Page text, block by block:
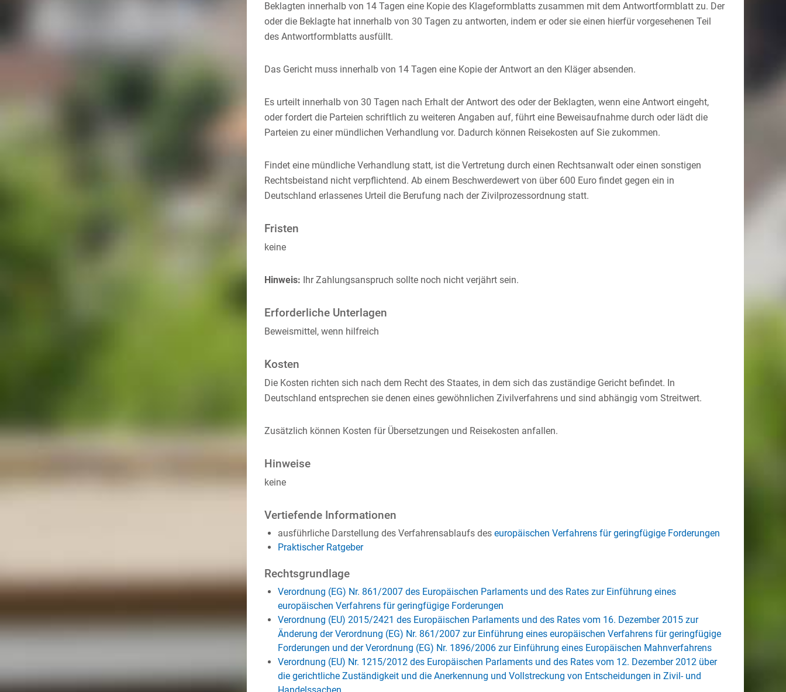
Beklagten innerhalb von 14 Tagen eine Kopie des Klageformblatts zusammen mit dem Antwortformblatt zu. Der
oder die Beklagte hat innerhalb von 30 Tagen zu antworten, indem er oder sie einen hierfür vorgesehenen Teil
des Antwortformblatts ausfüllt.
Das Gericht muss innerhalb von 14 Tagen eine Kopie der Antwort an den Kläger absenden.
Es urteilt innerhalb von 30 Tagen nach Erhalt der Antwort des oder der Beklagten, wenn eine Antwort eingeht,
oder fordert die Parteien schriftlich zu weiteren Angaben auf, führt eine Beweisaufnahme durch oder lädt die
Parteien zu einer mündlichen Verhandlung vor. Dadurch können Reisekosten auf Sie zukommen.
Findet eine mündliche Verhandlung statt, ist die Vertretung durch einen Rechtsanwalt oder einen sonstigen
Rechtsbeistand nicht verpflichtend. Ab einem Beschwerdewert von über 600 Euro findet gegen ein in
Deutschland erlassenes Urteil die Berufung nach der Zivilprozessordnung statt.
Fristen
keine
Hinweis: Ihr Zahlungsanspruch sollte noch nicht verjährt sein.
Erforderliche Unterlagen
Beweismittel, wenn hilfreich
Kosten
Die Kosten richten sich nach dem Recht des Staates, in dem sich das zuständige Gericht befindet. In
Deutschland entsprechen sie denen eines gewöhnlichen Zivilverfahrens und sind abhängig vom Streitwert.
Zusätzlich können Kosten für Übersetzungen und Reisekosten anfallen.
Hinweise
keine
Vertiefende Informationen
ausführliche Darstellung des Verfahrensablaufs des europäischen Verfahrens für geringfügige Forderungen
Praktischer Ratgeber
Rechtsgrundlage
Verordnung (EG) Nr. 861/2007 des Europäischen Parlaments und des Rates zur Einführung eines
europäischen Verfahrens für geringfügige Forderungen
Verordnung (EU) 2015/2421 des Europäischen Parlaments und des Rates vom 16. Dezember 2015 zur
Änderung der Verordnung (EG) Nr. 861/2007 zur Einführung eines europäischen Verfahrens für geringfügige
Forderungen und der Verordnung (EG) Nr. 1896/2006 zur Einführung eines Europäischen Mahnverfahrens
Verordnung (EU) Nr. 1215/2012 des Europäischen Parlaments und des Rates vom 12. Dezember 2012 über
die gerichtliche Zuständigkeit und die Anerkennung und Vollstreckung von Entscheidungen in Zivil- und